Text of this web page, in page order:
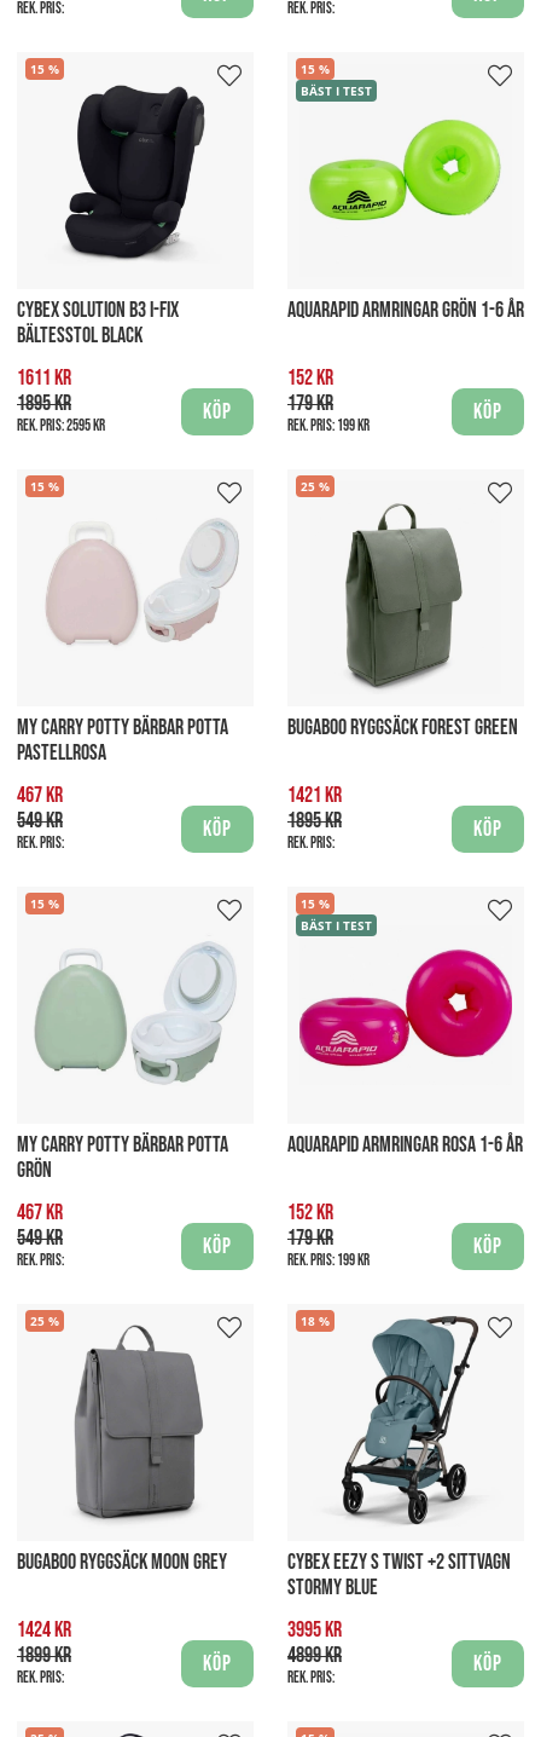
Rek. pris: Rek. pris:
15
CYBEX SOLUTION B3 I-FIX
BÄLTESSTOL BLACK
1611 kr
1895 kr
Rek. pris:2595 kr
Köp
15
BÄST I TEST
AQUARAPID ARMRINGAR GRÖN 1-6 ÅR
152 kr
179 kr
Rek. pris:199 kr
Köp
15
MY CARRY POTTY BÄRBAR POTTA
PASTELLROSA
467 kr
549 kr
Rek. pris:
Köp
25
BUGABOO RYGGSÄCK FOREST GREEN
1421 kr
1895 kr
Rek. pris:
Köp
15
MY CARRY POTTY BÄRBAR POTTA
GRÖN
467 kr
549 kr
Rek. pris:
Köp
15
BÄST I TEST
AQUARAPID ARMRINGAR ROSA 1-6 ÅR
152 kr
179 kr
Rek. pris:199 kr
Köp
25
BUGABOO RYGGSÄCK MOON GREY
1424 kr
1899 kr
Rek. pris:
Köp
18
CYBEX EEZY S TWIST +2 SITTVAGN
STORMY BLUE
3995 kr
4899 kr
Rek. pris:
Köp